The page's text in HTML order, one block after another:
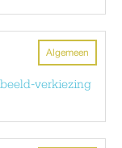
Algemeen
verkiezing